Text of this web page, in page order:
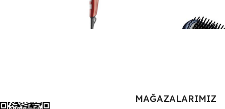
MAĞAZALARIMIZ